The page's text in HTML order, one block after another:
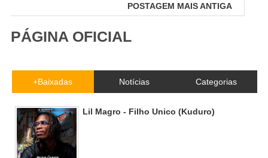
POSTAGEM MAIS ANTIGA
PÁGINA OFICIAL
+Baixadas Notícias Categorias
Lil Magro - Filho Unico (Kuduro)